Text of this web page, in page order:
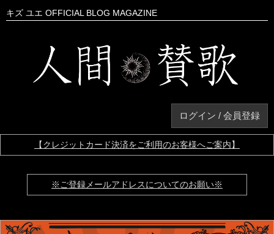
キズ ユエ OFFICIAL BLOG MAGAZINE
ログイン / 会員登録
【クレジットカード決済をご利用のお客様へご案内】
※ご登録メールアドレスについてのお願い※